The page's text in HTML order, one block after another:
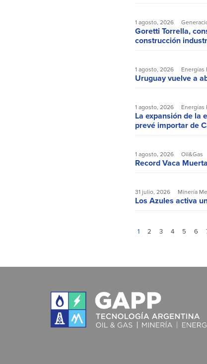
1 agosto, 2026
Goretti Torrella,
construcción
1 agosto, 2026 Energías
Uruguay vuelve a
1 agosto, 2026 Energías
La expansión de la
prevé importar de
1 agosto, 2026 Oil&Gas
Record Vaca
31 julio, 2026 Minería
Los Azules activa
1 2 3 4 5 6